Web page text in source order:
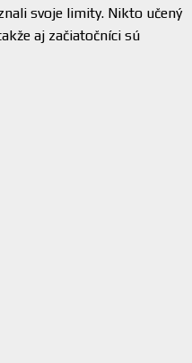
svoje limity. Nikto učený
aj začiatočníci sú